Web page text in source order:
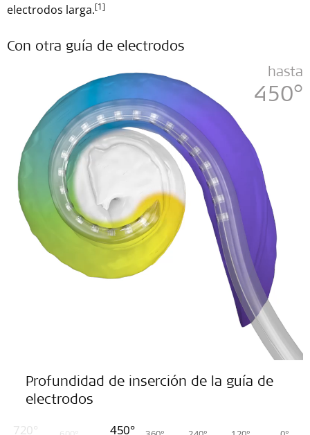
electrodos larga.[1]
Con otra guía de electrodos
hasta
450°
Profundidad de inserción de la guía de
electrodos
720° 450°